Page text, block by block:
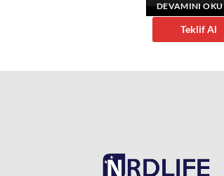
DEVAMINI OKU
Teklif Al